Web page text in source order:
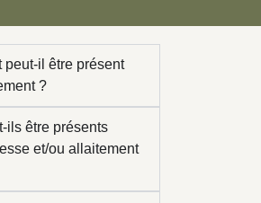
peut-il être présent
?
ils être présents
et/ou allaitement